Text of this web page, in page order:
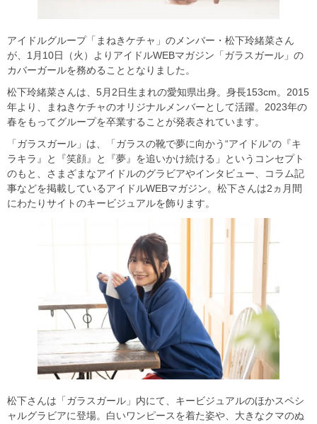
アイドルグループ「まねきケチャ」のメンバー・松下玲緒菜さん
が、1月10日（火）よりアイドルWEBマガジン「ガラスガール」の
カバーガールを務めることとなりました。
松下玲緒菜さんは、5月2日生まれの愛知県出身。身長153cm。2015
年より、まねきケチャのオリジナルメンバーとして活躍。2023年の
春をもってグループを卒業することが発表されています。
「ガラスガール」は、「ガラスの靴で夢に向かう“アイドル”の『キ
ラキラ』と『笑顔』と『夢』を追いかけ続ける」というコンセプト
のもと、さまざまなアイドルのグラビアやインタビュー、コラム記
事などを掲載しているアイドルWEBマガジン。松下さんは2ヵ月間
にわたりサイトのキービジュアルを飾ります。
松下さんは「ガラスガール」内にて、キービジュアルのほかスペシ
ャルグラビアに登場。白いワンピースを着た姿や、大きなクマのぬ